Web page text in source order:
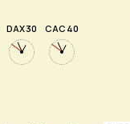
DAX 30 CAC 40